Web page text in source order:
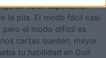
un valor superior o
la pila. El modo fácil casi
pero el modo difícil es
cartas queden, mayor
tu habilidad en Golf